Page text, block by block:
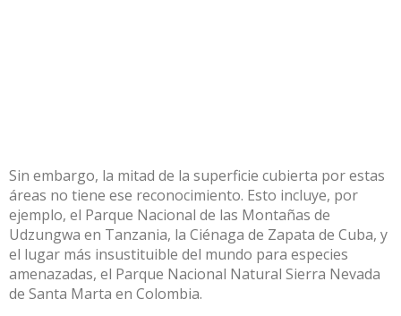
Sin embargo, la mitad de la superficie cubierta por estas
áreas no tiene ese reconocimiento. Esto incluye, por
ejemplo, el Parque Nacional de las Montañas de
Udzungwa en Tanzania, la Ciénaga de Zapata de Cuba, y
el lugar más insustituible del mundo para especies
amenazadas, el Parque Nacional Natural Sierra Nevada
de Santa Marta en Colombia.